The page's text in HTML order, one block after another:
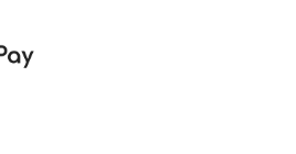
全て